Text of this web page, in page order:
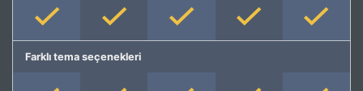
Farklı tema seçenekleri